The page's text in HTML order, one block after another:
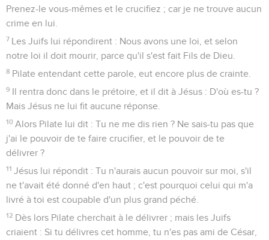
Prenez-le vous-mêmes et le crucifiez ; car je ne trouve aucun
crime en lui.
7 Les Juifs lui répondirent : Nous avons une loi, et selon
notre loi il doit mourir, parce qu'il s'est fait Fils de Dieu.
8 Pilate entendant cette parole, eut encore plus de crainte.
9 Il rentra donc dans le prétoire, et il dit à Jésus : D'où es-tu ?
Mais Jésus ne lui fit aucune réponse.
10 Alors Pilate lui dit : Tu ne me dis rien ? Ne sais-tu pas que
j'ai le pouvoir de te faire crucifier, et le pouvoir de te
délivrer ?
11 Jésus lui répondit : Tu n'aurais aucun pouvoir sur moi, s'il
ne t'avait été donné d'en haut ; c'est pourquoi celui qui m'a
livré à toi est coupable d'un plus grand péché.
12 Dès lors Pilate cherchait à le délivrer ; mais les Juifs
criaient : Si tu délivres cet homme, tu n'es pas ami de César,